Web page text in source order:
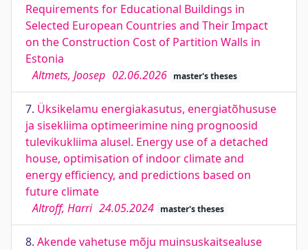
Requirements for Educational Buildings in
Selected European Countries and Their Impact
on the Construction Cost of Partition Walls in
Estonia
Altmets, Joosep 02.06.2026 master's theses
7. Üksikelamu energiakasutus, energiatõhususe
ja sisekliima optimeerimine ning prognoosid
tulevikukliima alusel. Energy use of a detached
house, optimisation of indoor climate and
energy efficiency, and predictions based on
future climate
Altroff, Harri 24.05.2024 master's theses
8. Akende vahetuse mõju muinsuskaitsealuse